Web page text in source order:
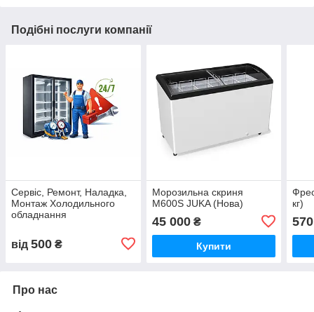
Подібні послуги компанії
Сервіс, Ремонт, Наладка,
Монтаж Холодильного
обладнання
від 500 ₴
Морозильна скриня
M600S JUKA (Нова)
45 000₴
Купити
кг)
570
Про нас